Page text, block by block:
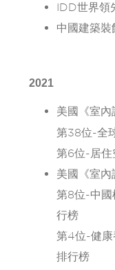
IDD世界領
中國建築裝
2021
美國《室內
第38位-全
第6位-居住
美國《室內
第8位-中國
行榜
第4位-健康
排行榜